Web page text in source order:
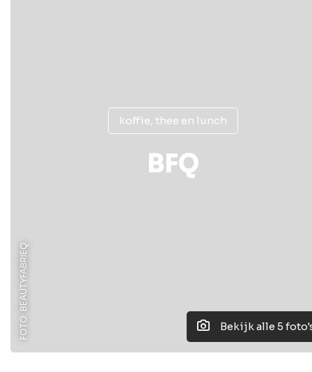
koffie, thee en lunch
BFQ
Bekijk alle 5
FOTO: BEAUTYFABRIEQ